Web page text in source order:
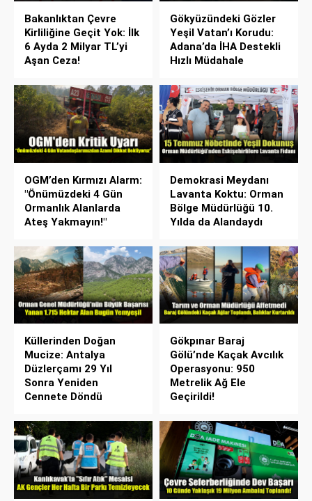
Bakanlıktan Çevre
Kirliliğine Geçit Yok: İlk
6 Ayda 2 Milyar TL’yi
Aşan Ceza!
Gökyüzündeki Gözler
Yeşil Vatan’ı Korudu:
Adana’da İHA Destekli
Hızlı Müdahale
OGM’den Kırmızı Alarm:
"Önümüzdeki 4 Gün
Ormanlık Alanlarda
Ateş Yakmayın!"
Demokrasi Meydanı
Lavanta Koktu: Orman
Bölge Müdürlüğü 10.
Yılda da Alandaydı
Küllerinden Doğan
Mucize: Antalya
Düzlerçamı 29 Yıl
Sonra Yeniden
Cennete Döndü
Gökpınar Baraj
Gölü’nde Kaçak Avcılık
Operasyonu: 950
Metrelik Ağ Ele
Geçirildi!